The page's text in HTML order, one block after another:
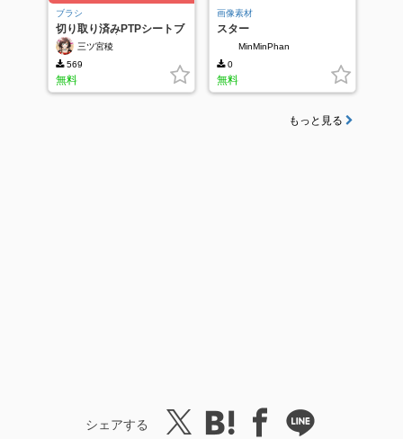
ブラシ
切り取り済みPTPシートブ
ラシ（使用済み）
三ツ宮稜
569
無料
画像素材
スター
MinMinPhan
0
無料
もっと見る
シェアする